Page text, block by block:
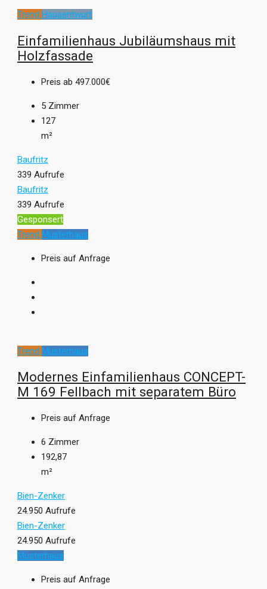
Trend Hausentwurf
Einfamilienhaus Jubiläumshaus mit
Holzfassade
Preis ab 497.000€
5 Zimmer
127
m²
Baufritz
339 Aufrufe
Baufritz
339 Aufrufe
Gesponsert
Trend Musterhaus
Preis auf Anfrage
Trend Musterhaus
Modernes Einfamilienhaus CONCEPT-
M 169 Fellbach mit separatem Büro
Preis auf Anfrage
6 Zimmer
192,87
m²
Bien-Zenker
24.950 Aufrufe
Bien-Zenker
24.950 Aufrufe
Musterhaus
Preis auf Anfrage